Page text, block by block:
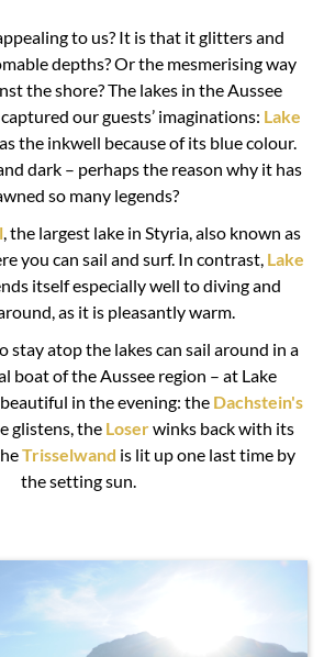
to us? It is that it glitters and
depths? Or the mesmerising way
the shore? The lakes in the Aussee
our guests’ imaginations: Lake
the inkwell because of its blue colour.
dark – perhaps the reason why it has
so many legends?
, the largest lake in Styria, also known as
you can sail and surf. In contrast, Lake
itself especially well to diving and
as it is pleasantly warm.
stay atop the lakes can sail around in a
boat of the Aussee region – at Lake
in the evening: the Dachstein's
glistens, the Loserwinks back with its
Trisselwand is lit up one last time by
the setting sun.